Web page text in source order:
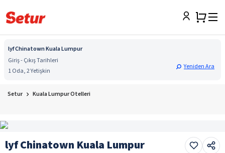
lyf Chinatown Kuala Lumpur
Giriş - Çıkış Tarihleri
1 Oda, 2 Yetişkin
Yeniden Ara
Setur Kuala Lumpur Otelleri
lyf Chinatown Kuala Lumpur